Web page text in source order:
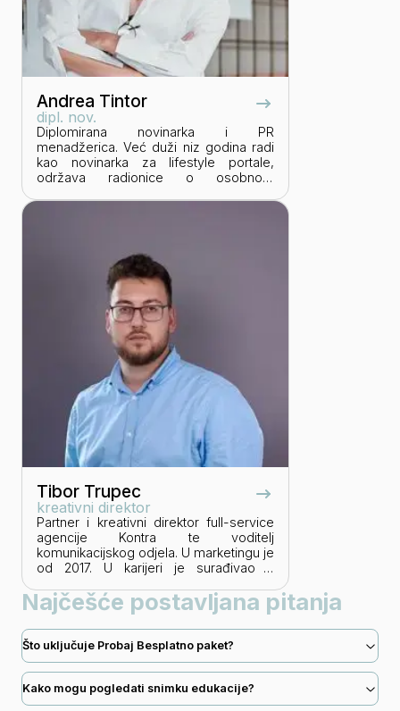
Andrea Tintor
dipl. nov.
Diplomirana novinarka i PR
menadžerica. Već duži niz godina radi
kao novinarka za lifestyle portale,
održava radionice o osobnom
Tibor Trupec
kreativni direktor
Partner i kreativni direktor full-service
agencije Kontra te voditelj
komunikacijskog odjela. U marketingu je
od 2017. U karijeri je surađivao s
je contenta u agenciji, autor ebooka
"Content marketing" te co-host
podcasta "DanZaPodcast by Kontra
agency". Stručna predavanja drži od
2020. Magistar je novinarske struke s
PR usmjerenjem.
Najčešće postavljana pitanja
Što uključuje Probaj Besplatno paket?
Kako mogu pogledati snimku edukacije?